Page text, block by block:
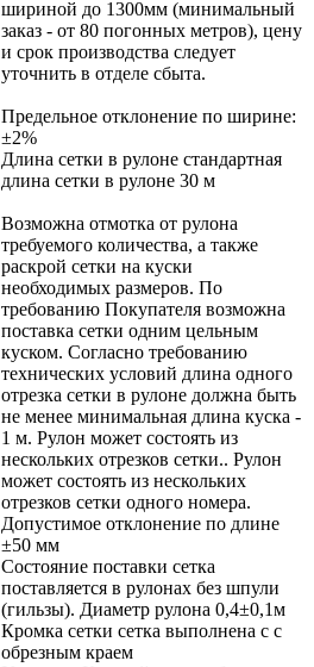
шириной до 1300мм (минимальный
заказ - от 80 погонных метров), цену
и срок производства следует
уточнить в отделе сбыта.
Предельное отклонение по ширине:
±2%
Длина сетки в рулоне стандартная
длина сетки в рулоне 30 м
Возможна отмотка от рулона
требуемого количества, а также
раскрой сетки на куски
необходимых размеров. По
требованию Покупателя возможна
поставка сетки одним цельным
куском. Согласно требованию
технических условий длина одного
отрезка сетки в рулоне должна быть
не менее минимальная длина куска -
1 м. Рулон может состоять из
нескольких отрезков сетки.. Рулон
может состоять из нескольких
отрезков сетки одного номера.
Допустимое отклонение по длине
±50 мм
Состояние поставки сетка
поставляется в рулонах без шпули
(гильзы). Диаметр рулона 0,4±0,1м
Кромка сетки сетка выполнена с с
обрезным краем